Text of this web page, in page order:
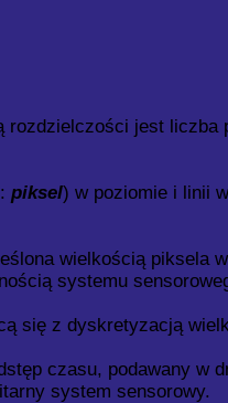
jest liczba
piksel) w poziomie i linii
wielkością piksela
systemu
się z dyskretyzacją
czasu, podawany w
system sensorowy.